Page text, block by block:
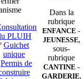
PLUIH
Guichet
unique
Permis de
Dans la
rubrique
ENFANCE -
JEUNESSE,
sous-
rubrique
CANTINE -
GARDERIE,